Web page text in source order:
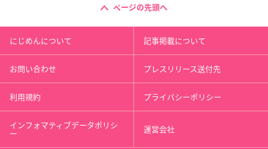
ページの先頭へ
にじめんについて 記事掲載について
お問い合わせ プレスリリース送付先
利用規約 プライバシーポリシー
インフォマティブデータポリシ
ー 運営会社